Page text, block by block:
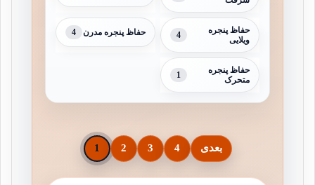
حفاظ پنجره
ویلایی
4 حفاظ پنجره مدرن 4
حفاظ پنجره
متحرک
1
1 2 3 4 بعدی